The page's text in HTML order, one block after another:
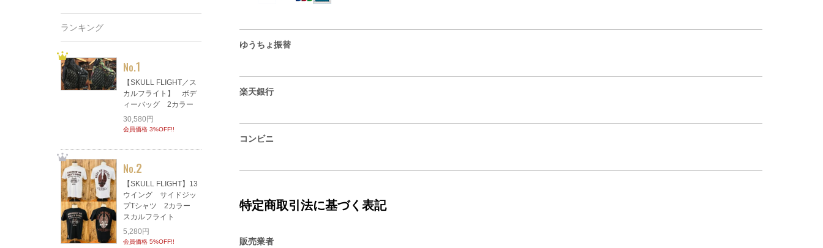
ゆうちょ振替
楽天銀行
コンビニ
特定商取引法に基づく表記
販売業者
ランキング
No.1
【SKULL FLIGHT／ス
カルフライト】 ボデ
ィーバッグ 2カラー
30,580円
会員価格 3%OFF!!
No.2
【SKULL FLIGHT】13
ウイング サイドジッ
プTシャツ 2カラー
スカルフライト
5,280円
会員価格 5%OFF!!